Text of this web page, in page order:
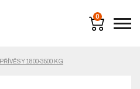
0
1800-3500 KG